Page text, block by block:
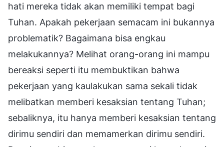
hati mereka tidak akan memiliki tempat bagi
Tuhan. Apakah pekerjaan semacam ini bukannya
problematik? Bagaimana bisa engkau
melakukannya? Melihat orang-orang ini mampu
bereaksi seperti itu membuktikan bahwa
pekerjaan yang kaulakukan sama sekali tidak
melibatkan memberi kesaksian tentang Tuhan;
sebaliknya, itu hanya memberi kesaksian tentang
dirimu sendiri dan memamerkan dirimu sendiri.